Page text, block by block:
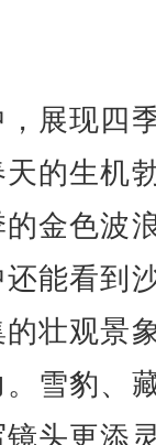
展现四
的生机
金色波
能看到
壮观景
雪豹、
头更添